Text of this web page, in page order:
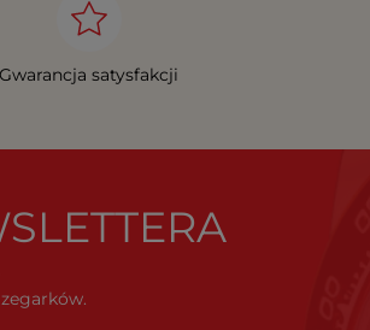
Gwarancja satysfakcji